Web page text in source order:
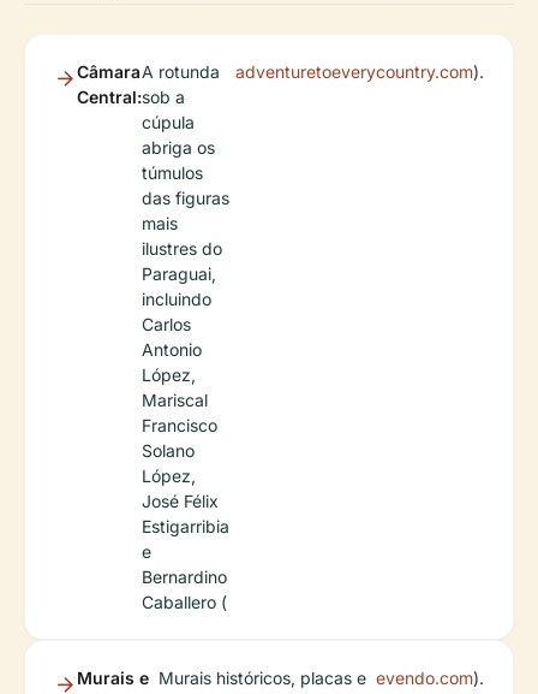
Câmara
Central:
A rotunda
sob a
cúpula
abriga os
túmulos
das figuras
mais
ilustres do
Paraguai,
incluindo
Carlos
Antonio
López,
Mariscal
Francisco
Solano
López,
José Félix
Estigarribia
e
Bernardino
Caballero (
adventuretoeverycountry.com).
Murais e Murais históricos, placas e evendo.com).